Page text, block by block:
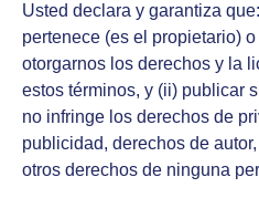
Usted declara y garantiza
pertenece (es el propietario)
otorgarnos los derechos y la
estos términos, y (ii) publicar
no infringe los derechos de
publicidad, derechos de
otros derechos de ninguna